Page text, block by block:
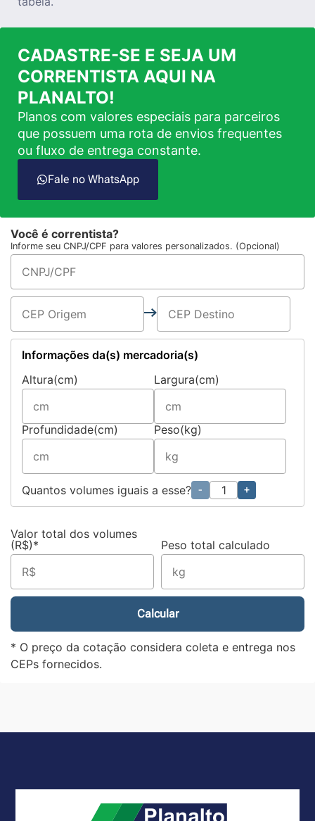
CADASTRE-SE E SEJA UM
CORRENTISTA AQUI NA
PLANALTO!
Planos com valores especiais para parceiros
que possuem uma rota de envios frequentes
ou fluxo de entrega constante.
Fale no WhatsApp
Você é correntista?
Informe seu CNPJ/CPF para valores personalizados. (Opcional)
Informações da(s) mercadoria(s)
Altura(cm)
Largura(cm)
Profundidade(cm) Peso(kg)
Quantos volumes iguais a esse? - +
Valor total dos volumes
(R$)*
Peso total calculado
Calcular
* O preço da cotação considera coleta e entrega nos
CEPs fornecidos.